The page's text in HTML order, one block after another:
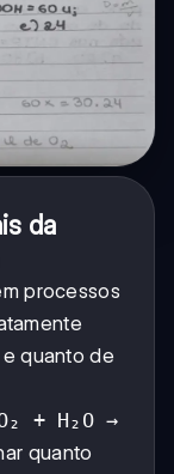
da
processos
quanto de
+ H₂O →
quanto